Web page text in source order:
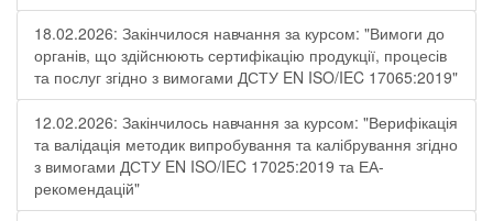
18.02.2026: Закінчилося навчання за курсом: "Вимоги до
органів, що здійснюють сертифікацію продукції, процесів
та послуг згідно з вимогами ДСТУ EN ISO/IEC 17065:2019"
12.02.2026: Закінчилось навчання за курсом: "Верифікація
та валідація методик випробування та калібрування згідно
з вимогами ДСТУ EN ISO/IEC 17025:2019 та ЕА-
рекомендацій"